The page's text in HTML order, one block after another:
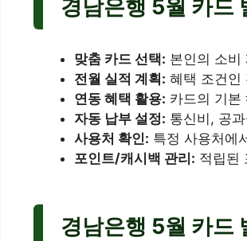
경남은행 5월 카드
맞춤 카드 선택: 본인의 소비
전월 실적 계획: 혜택 조건인
연동 혜택 활용: 카드의 기본
자동 납부 설정: 통신비, 공
사용처 확인: 특정 사용처에
포인트/캐시백 관리: 적립된
경남은행 5월 카드